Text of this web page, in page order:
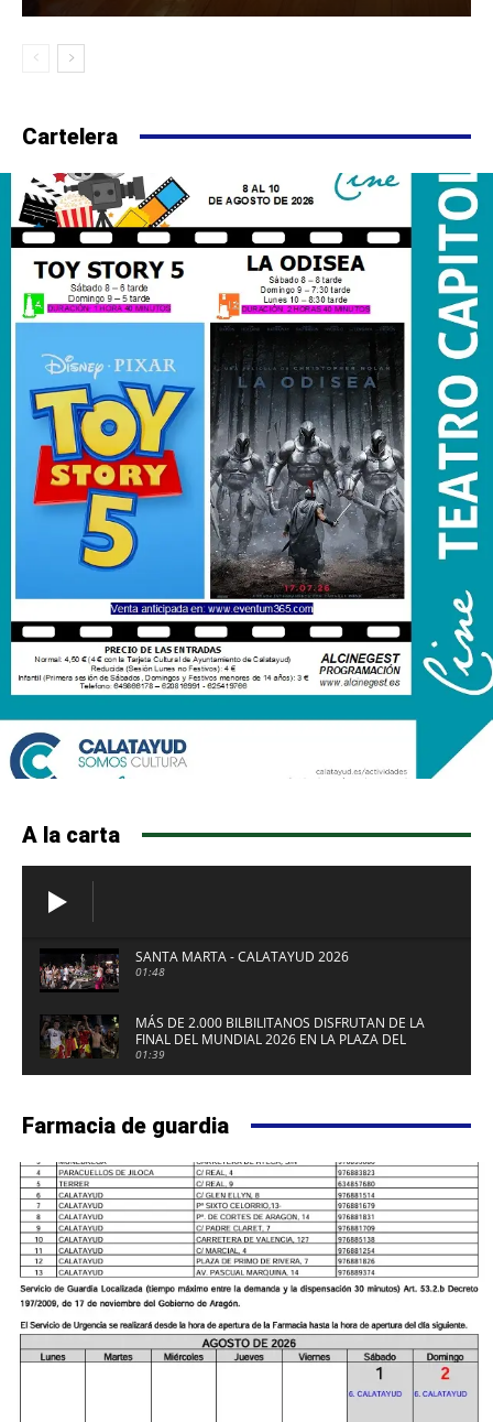
Cartelera
A la carta
SANTA MARTA - CALATAYUD 2026
01:48
MÁS DE 2.000 BILBILITANOS DISFRUTAN DE LA
FINAL DEL MUNDIAL 2026 EN LA PLAZA DEL
FUERTE DE CALATAYUD
01:39
Farmacia de guardia